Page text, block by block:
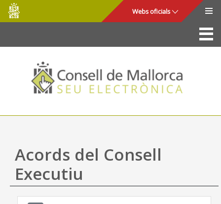
Salta al contingut principal
Consell
de
Mallorca
Webs oficials
La Seu
Consell de Mallorca
Accés i seguretat
Utilitats
Ajuda
Acords del Consell
Executiu